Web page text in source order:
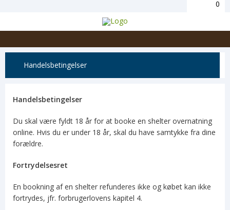
0
Handelsbetingelser
Handelsbetingelser
Du skal være fyldt 18 år for at booke en shelter overnatning
online. Hvis du er under 18 år, skal du have samtykke fra dine
forældre.
Fortrydelsesret
En bookning af en shelter refunderes ikke og købet kan ikke
fortrydes, jfr. forbrugerlovens kapitel 4.